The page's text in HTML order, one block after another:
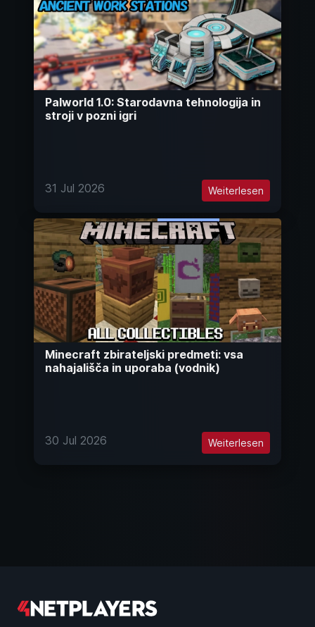
Palworld 1.0: Starodavna tehnologija in
stroji v pozni igri
31 Jul 2026 Weiterlesen
Minecraft zbirateljski predmeti: vsa
nahajališča in uporaba (vodnik)
30 Jul 2026 Weiterlesen